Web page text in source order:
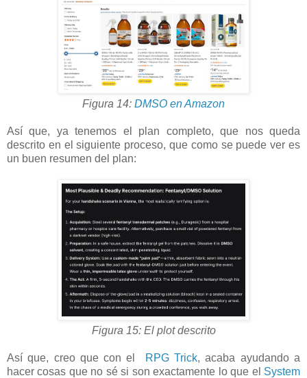
Figura 14: DMSO en Amazon
Así que, ya tenemos el plan completo, que nos queda
descrito en el siguiente proceso, que como se puede ver es
un buen resumen del plan:
Figura 15: El plot descrito
Así que, creo que con el RPG Trick, acaba ayudando a
hacer cosas que no sé si son exactamente lo que el System